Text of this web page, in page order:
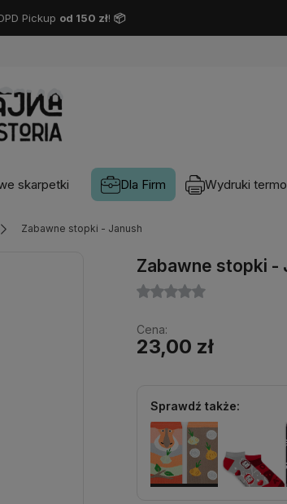
Pickup od 150 zł! 📦
skarpetki Dla Firm Wydruki
Zabawne stopki - Janush
Zabawne stopki -
Cena:
23,00 zł
Sprawdź także: